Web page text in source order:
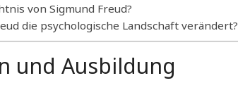
von Sigmund Freud?
die psychologische Landschaft verändert?
und Ausbildung